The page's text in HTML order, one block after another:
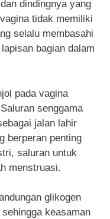
dindingnya yang
tidak memiliki
selalu membasahi
bagian dalam
pada vagina
senggama
jalan lahir
berperan penting
saluran untuk
menstruasi.
glikogen
keasaman